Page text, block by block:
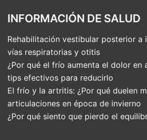
INFORMACIÓN DE SALUD
Rehabilitación vestibular posterior a
vías respiratorias y otitis
¿Por qué el frío aumenta el dolor en
tips efectivos para reducirlo
El frío y la artritis: ¿Por qué duelen
articulaciones en época de invierno
¿Por qué siento que pierdo el